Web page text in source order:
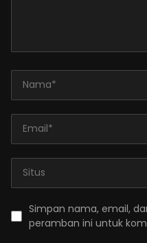
Simpan nama, email,
peramban ini untuk